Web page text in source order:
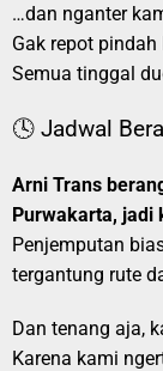
…dan nganter
Gak repot
Semua tinggal
🕓 Jadwal
Arni Trans
Purwakarta, jadi
Penjemputan
tergantung rute
Dan tenang aja,
Karena kami